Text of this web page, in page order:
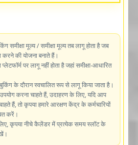
समीक्षा मूल्य / समीक्षा मूल्य तब लागू होता है जब
की योजना बनाते हैं।
पर लागू नहीं होता है जहां समीक्षा-आधारित
के दौरान स्वचालित रूप से लागू किया जाता है।
करना चाहते हैं, उदाहरण के लिए, यदि आप
हैं, तो कृपया हमारे आरक्षण केंद्र के कर्मचारियों
करें।
लिए, कृपया नीचे कैलेंडर में प्रत्येक समय स्लॉट के